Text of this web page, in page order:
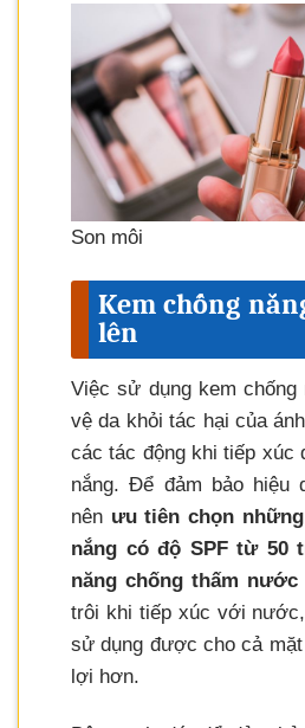
Son môi
Kem chống
lên
Việc sử dụng kem chống
vệ da khỏi tác hại của
các tác động khi tiếp xúc
nắng. Để đảm bảo hiệu
nên ưu tiên chọn
nắng có độ SPF từ 50
năng chống thấm nước
trôi khi tiếp xúc với
sử dụng được cho cả
lợi hơn.